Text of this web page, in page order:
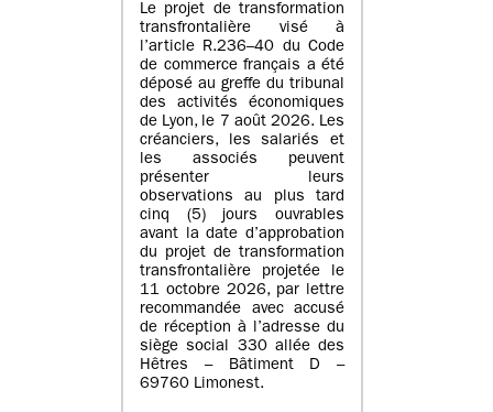
Le projet de transformation
transfrontalière visé à
l’article R.236–40 du Code
de commerce français a été
déposé au greffe du tribunal
des activités économiques
de Lyon, le 7 août 2026. Les
créanciers, les salariés et
les associés peuvent
présenter leurs
observations au plus tard
cinq (5) jours ouvrables
avant la date d’approbation
du projet de transformation
transfrontalière projetée le
11 octobre 2026, par lettre
recommandée avec accusé
de réception à l’adresse du
siège social 330 allée des
Hêtres – Bâtiment D –
69760 Limonest.